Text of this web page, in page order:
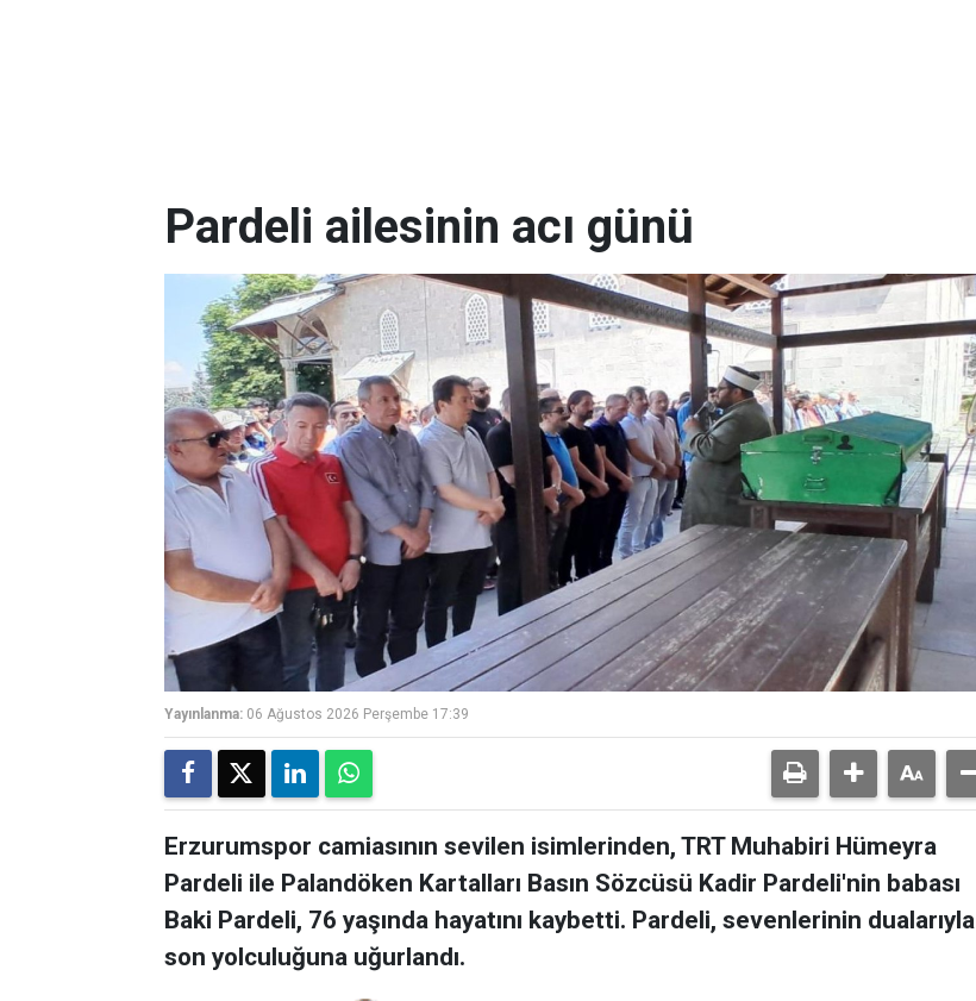
Pardeli ailesinin acı günü
Yayınlanma: 06 Ağustos 2026 Perşembe 17:39
Erzurumspor camiasının sevilen isimlerinden, TRT Muhabiri Hümeyra
Pardeli ile Palandöken Kartalları Basın Sözcüsü Kadir Pardeli'nin babası
Baki Pardeli, 76 yaşında hayatını kaybetti. Pardeli, sevenlerinin dualarıyla
son yolculuğuna uğurlandı.